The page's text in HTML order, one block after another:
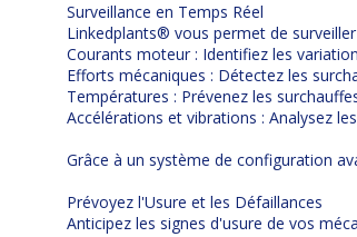
Surveillance en Temps Réel
Linkedplants® vous permet de
Courants moteur : Identifiez les
Efforts mécaniques : Détectez les
Températures : Prévenez les
Accélérations et vibrations : Analysez
Grâce à un système de configuration
Prévoyez l'Usure et les Défaillances
Anticipez les signes d'usure de vos